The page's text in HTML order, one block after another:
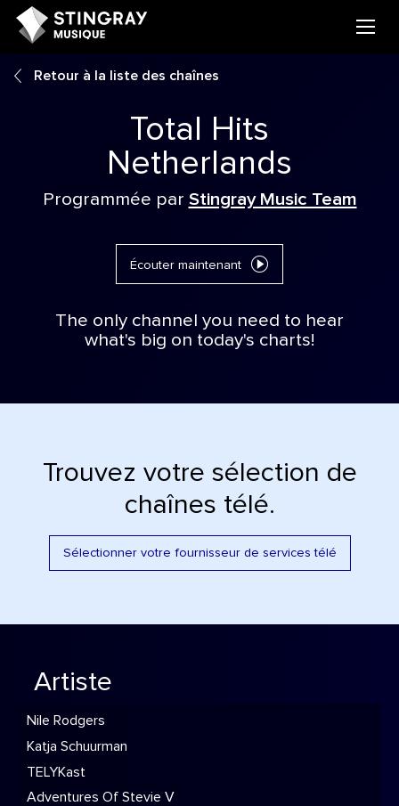
Retour à la liste des chaînes
Total Hits
Netherlands
Programmée par Stingray Music Team
Écouter maintenant
The only channel you need to hear
what's big on today's charts!
Trouvez votre sélection de
chaînes télé.
Sélectionner votre fournisseur de services télé
Artiste
Nile Rodgers
Katja Schuurman
TELYKast
Adventures Of Stevie V